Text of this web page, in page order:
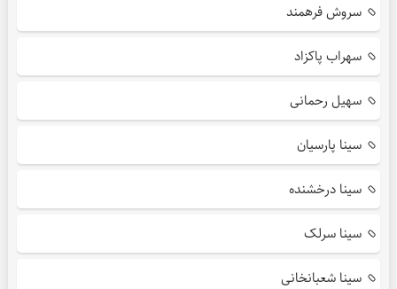
سروش فرهمند
سهراب پاکزاد
سهیل رحمانی
سینا پارسیان
سینا درخشنده
سینا سرلک
سینا شعبانخانی